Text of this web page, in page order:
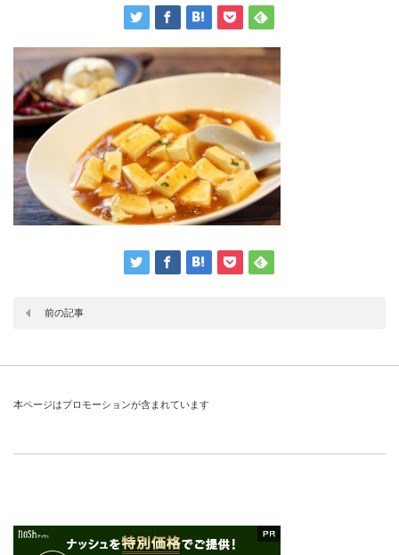
前の記事
本ページはプロモーションが含まれています